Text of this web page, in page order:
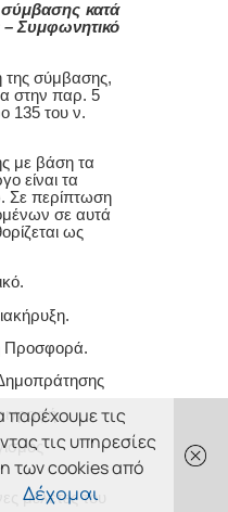
κατά
– Συμφωνητικό
της σύμβασης,
στην παρ. 5
135 του ν.
με βάση τα
είναι τα
Σε περίπτωση
σε αυτά
ως
Προσφορά.
μελέτες του
τις
τις υπηρεσίες
των cookies από
Δέχομαι